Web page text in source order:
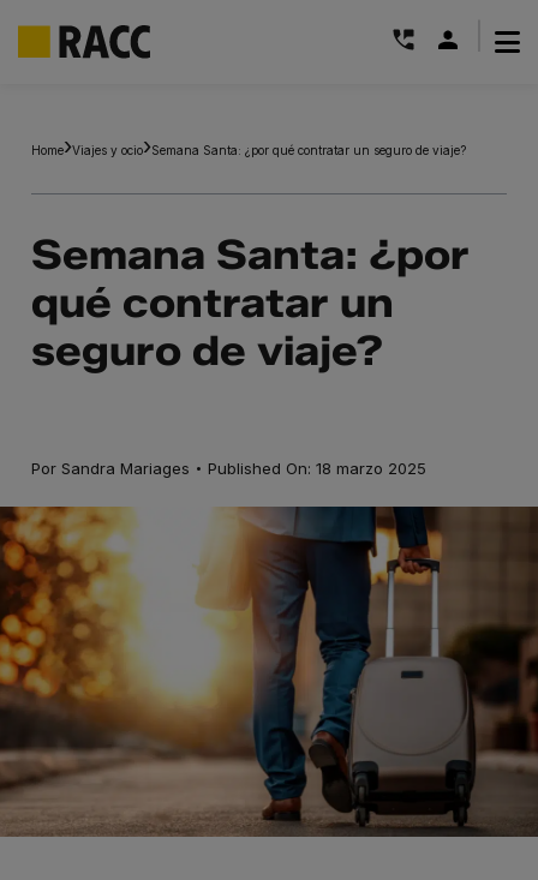
contenido
Home Viajes y ocio Semana Santa: ¿por qué contratar un seguro de viaje?
Semana Santa: ¿por
qué contratar un
seguro de viaje?
Por Sandra Mariages · Published On: 18 marzo 2025